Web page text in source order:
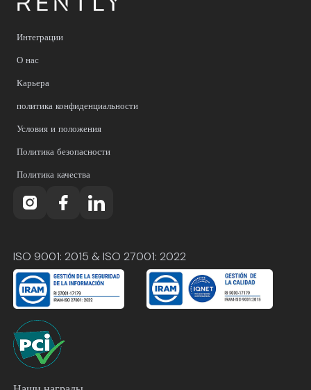
Интеграции
О нас
Карьера
политика конфиденциальности
Условия и положения
Политика безопасности
Политика качества
ISO 9001: 2015 & ISO 27001: 2022